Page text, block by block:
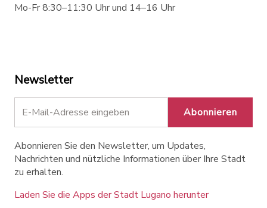
Mo-Fr 8:30–11:30 Uhr und 14–16 Uhr
Newsletter
Abonnieren
Abonnieren Sie den Newsletter, um Updates,
Nachrichten und nützliche Informationen über Ihre Stadt
zu erhalten.
Laden Sie die Apps der Stadt Lugano herunter